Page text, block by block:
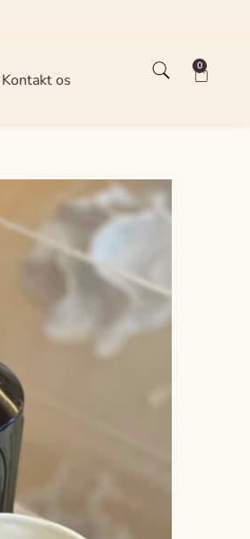
Kontakt os
0